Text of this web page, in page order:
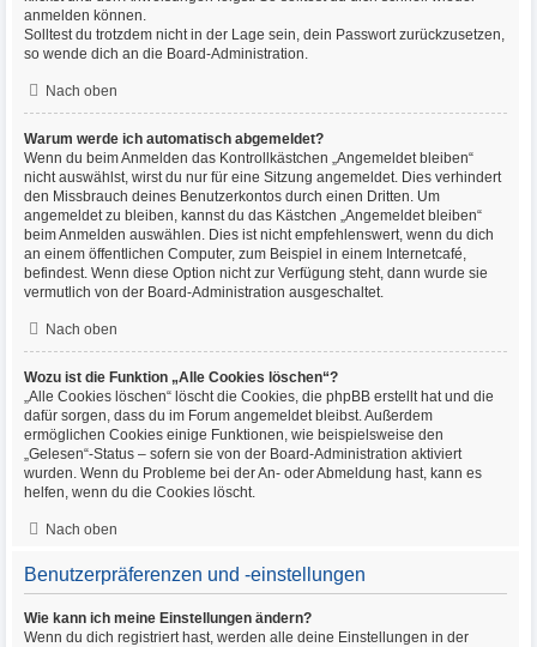
anmelden können.
Solltest du trotzdem nicht in der Lage sein, dein Passwort zurückzusetzen,
so wende dich an die Board-Administration.
Nach oben
Warum werde ich automatisch abgemeldet?
Wenn du beim Anmelden das Kontrollkästchen „Angemeldet bleiben“
nicht auswählst, wirst du nur für eine Sitzung angemeldet. Dies verhindert
den Missbrauch deines Benutzerkontos durch einen Dritten. Um
angemeldet zu bleiben, kannst du das Kästchen „Angemeldet bleiben“
beim Anmelden auswählen. Dies ist nicht empfehlenswert, wenn du dich
an einem öffentlichen Computer, zum Beispiel in einem Internetcafé,
befindest. Wenn diese Option nicht zur Verfügung steht, dann wurde sie
vermutlich von der Board-Administration ausgeschaltet.
Nach oben
Wozu ist die Funktion „Alle Cookies löschen“?
„Alle Cookies löschen“ löscht die Cookies, die phpBB erstellt hat und die
dafür sorgen, dass du im Forum angemeldet bleibst. Außerdem
ermöglichen Cookies einige Funktionen, wie beispielsweise den
„Gelesen“-Status – sofern sie von der Board-Administration aktiviert
wurden. Wenn du Probleme bei der An- oder Abmeldung hast, kann es
helfen, wenn du die Cookies löscht.
Nach oben
Benutzerpräferenzen und -einstellungen
Wie kann ich meine Einstellungen ändern?
Wenn du dich registriert hast, werden alle deine Einstellungen in der